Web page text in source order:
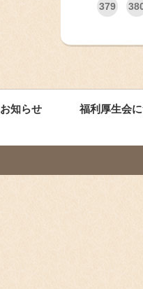
379
お知らせ 福利厚生会